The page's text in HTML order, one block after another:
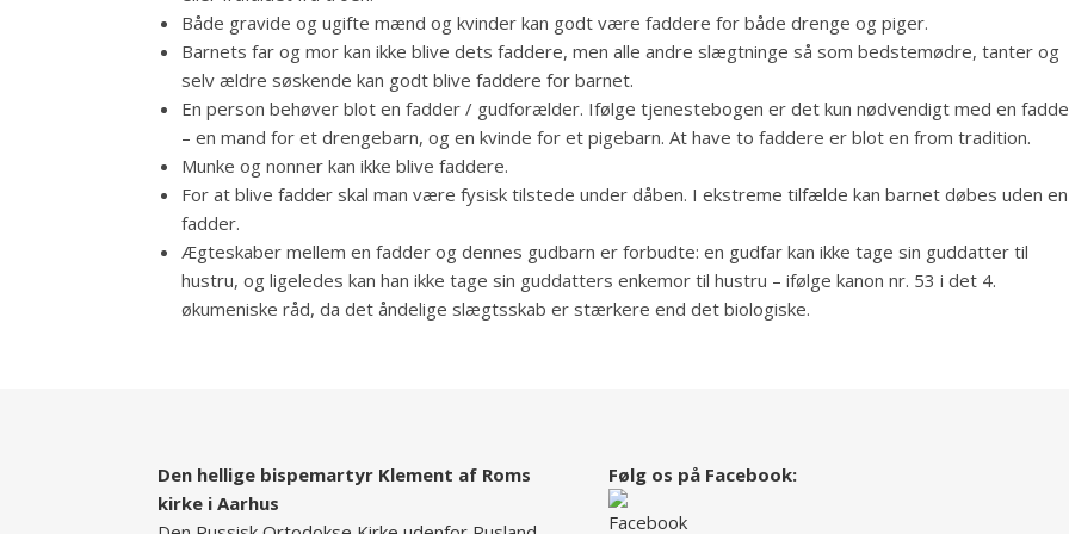
Både gravide og ugifte mænd og kvinder kan godt være faddere for både drenge og piger.
Barnets far og mor kan ikke blive dets faddere, men alle andre slægtninge så som bedstemødre, tanter og
selv ældre søskende kan godt blive faddere for barnet.
En person behøver blot en fadder / gudforælder. Ifølge tjenestebogen er det kun nødvendigt med en
– en mand for et drengebarn, og en kvinde for et pigebarn. At have to faddere er blot en from tradition.
Munke og nonner kan ikke blive faddere.
For at blive fadder skal man være fysisk tilstede under dåben. I ekstreme tilfælde kan barnet døbes uden en
fadder.
Ægteskaber mellem en fadder og dennes gudbarn er forbudte: en gudfar kan ikke tage sin guddatter til
hustru, og ligeledes kan han ikke tage sin guddatters enkemor til hustru – ifølge kanon nr. 53 i det 4.
økumeniske råd, da det åndelige slægtsskab er stærkere end det biologiske.
Den hellige bispemartyr Klement af Roms
kirke i Aarhus
Følg os på Facebook: